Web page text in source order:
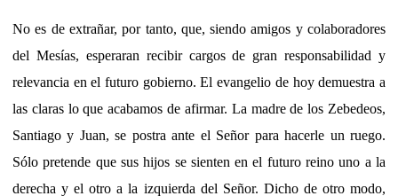
No es de extrañar, por tanto, que, siendo amigos y colaboradores
del Mesías, esperaran recibir cargos de gran responsabilidad y
relevancia en el futuro gobierno. El evangelio de hoy demuestra a
las claras lo que acabamos de afirmar. La madre de los Zebedeos,
Santiago y Juan, se postra ante el Señor para hacerle un ruego.
Sólo pretende que sus hijos se sienten en el futuro reino uno a la
derecha y el otro a la izquierda del Señor. Dicho de otro modo,